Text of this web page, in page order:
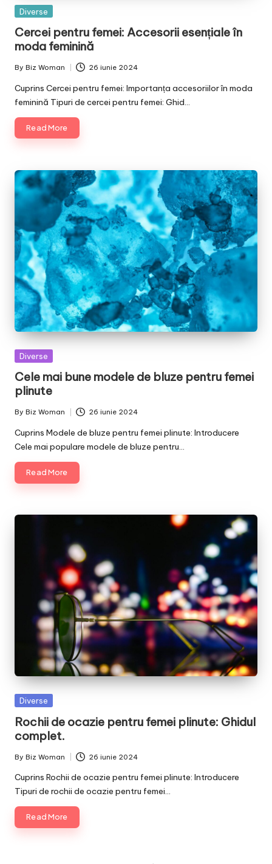
Posted
Diverse
Cercei pentru femei: Accesorii esențiale în
moda feminină
Posted
by
By Biz Woman 26 iunie 2024
Cuprins Cercei pentru femei: Importanța accesoriilor în moda
feminină Tipuri de cercei pentru femei: Ghid…
Read More
Posted
Diverse
Cele mai bune modele de bluze pentru femei
plinute
Posted
by
By Biz Woman 26 iunie 2024
Cuprins Modele de bluze pentru femei plinute: Introducere
Cele mai populare modele de bluze pentru…
Read More
Posted
Diverse
Rochii de ocazie pentru femei plinute: Ghidul
complet.
Posted
by
By Biz Woman 26 iunie 2024
Cuprins Rochii de ocazie pentru femei plinute: Introducere
Tipuri de rochii de ocazie pentru femei…
Read More